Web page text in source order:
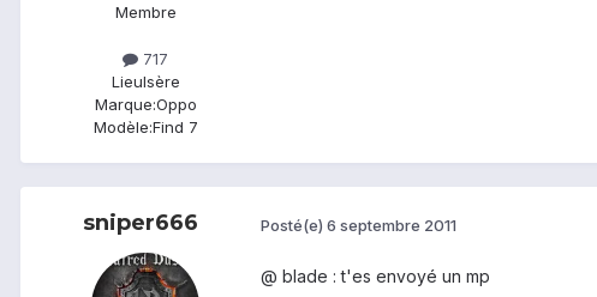
Membre
717
LieuIsère
Marque:Oppo
Modèle:Find 7
sniper666 Posté(e) 6 septembre 2011
@ blade : t'es envoyé un mp